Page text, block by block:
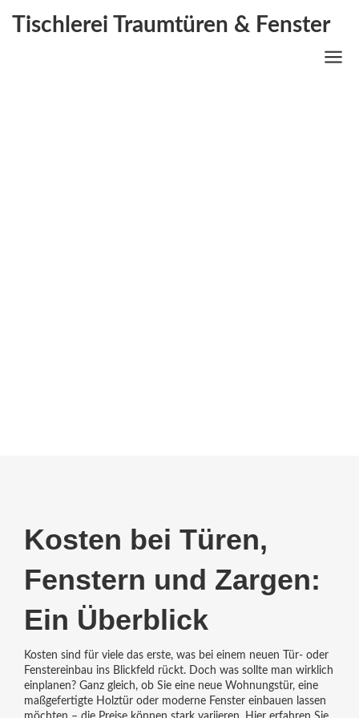
Tischlerei Traumtüren & Fenster
Kosten bei Türen,
Fenstern und Zargen:
Ein Überblick
Kosten sind für viele das erste, was bei einem neuen Tür- oder
Fenstereinbau ins Blickfeld rückt. Doch was sollte man wirklich
einplanen? Ganz gleich, ob Sie eine neue Wohnungstür, eine
maßgefertigte Holztür oder moderne Fenster einbauen lassen